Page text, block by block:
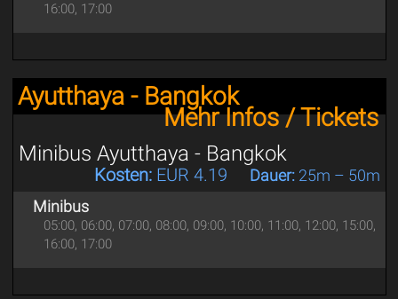
16:00, 17:00
Ayutthaya - Bangkok
Mehr Infos / Tickets
Minibus Ayutthaya - Bangkok
Kosten:EUR 4.19 Dauer:25m – 50m
Minibus
05:00, 06:00, 07:00, 08:00, 09:00, 10:00, 11:00, 12:00, 15:00,
16:00, 17:00